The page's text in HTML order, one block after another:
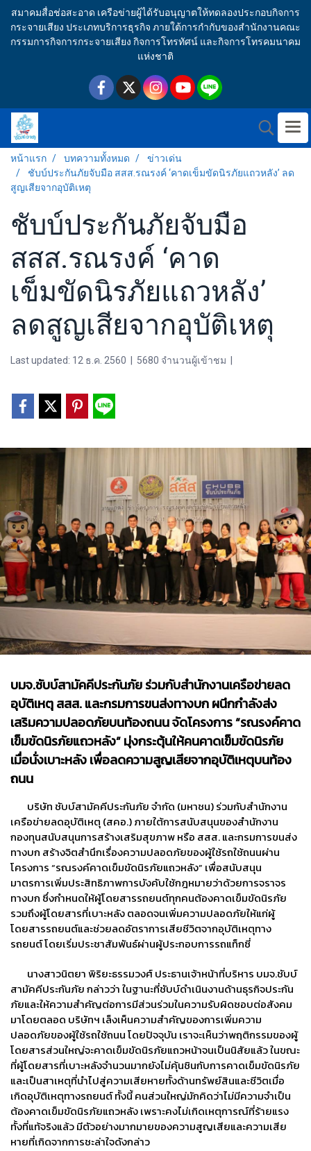
สมาคมสื่อช่อสะอาด เครือข่ายผู้ได้รับอนุญาตให้ทดลองประกอบกิจการ
กระจายเสียง ประเภทบริการธุรกิจ ภายใต้การกำกับของสำนักงานคณะ
กรรมการกิจการกระจายเสียง กิจการโทรทัศน์ และกิจการโทรคมนาคม
แห่งชาติ
หน้าแรก บทความทั้งหมด
ข่าวเด่น
ชับบ์ประกันภัยจับมือ สสส.รณรงค์ ‘คาดเข็มขัดนิรภัยแถวหลัง’ ลด
สูญเสียจากอุบัติเหตุ
ชับบ์ประกันภัยจับมือ
สสส.รณรงค์ ‘คาด
เข็มขัดนิรภัยแถวหลัง’
ลดสูญเสียจากอุบัติเหตุ
Last updated: 12 ธ.ค. 2560 5680 จำนวนผู้เข้าชม
บมจ.ชับบ์สามัคคีประกันภัย ร่วมกับสำนักงานเครือข่ายลด
อุบัติเหตุ สสส. และกรมการขนส่งทางบก ผนึกกำลังส่ง
เสริมความปลอดภัยบนท้องถนน จัดโครงการ “รณรงค์คาด
เข็มขัดนิรภัยแถวหลัง” มุ่งกระตุ้นให้คนคาดเข็มขัดนิรภัย
เมื่อนั่งเบาะหลัง เพื่อลดความสูญเสียจากอุบัติเหตุบนท้อง
ถนน
บริษัท ชับบ์สามัคคีประกันภัย จำกัด (มหาชน) ร่วมกับสำนักงาน
เครือข่ายลดอุบัติเหตุ (สคอ.) ภายใต้การสนับสนุนของสำนักงาน
กองทุนสนับสนุนการสร้างเสริมสุขภาพ หรือ สสส. และกรมการขนส่ง
ทางบก สร้างจิตสำนึกเรื่องความปลอดภัยของผู้ใช้รถใช้ถนนผ่าน
โครงการ “รณรงค์คาดเข็มขัดนิรภัยแถวหลัง” เพื่อสนับสนุน
มาตรการเพิ่มประสิทธิภาพการบังคับใช้กฎหมายว่าด้วยการจราจร
ทางบก ซึ่งกำหนดให้ผู้โดยสารรถยนต์ทุกคนต้องคาดเข็มขัดนิรภัย
รวมถึงผู้โดยสารที่เบาะหลัง ตลอดจนเพิ่มความปลอดภัยให้แก่ผู้
โดยสารรถยนต์และช่วยลดอัตราการเสียชีวิตจากอุบัติเหตุทาง
รถยนต์ โดยเริ่มประชาสัมพันธ์ผ่านผู้ประกอบการรถแท็กซี่
นางสาวนิตยา พิริยะธรรมวงศ์ ประธานเจ้าหน้าที่บริหาร บมจ.ชับบ์
สามัคคีประกันภัย กล่าวว่า ในฐานะที่ชับบ์ดำเนินงานด้านธุรกิจประกัน
ภัยและให้ความสำคัญต่อการมีส่วนร่วมในความรับผิดชอบต่อสังคม
มาโดยตลอด บริษัทฯ เล็งเห็นความสำคัญของการเพิ่มความ
ปลอดภัยของผู้ใช้รถใช้ถนน โดยปัจจุบัน เราจะเห็นว่าพฤติกรรมของผู้
โดยสารส่วนใหญ่จะคาดเข็มขัดนิรภัยแถวหน้าจนเป็นนิสัยแล้ว ในขณะ
ที่ผู้โดยสารที่เบาะหลังจำนวนมากยังไม่คุ้นชินกับการคาดเข็มขัดนิรภัย
และเป็นสาเหตุที่นำไปสู่ความเสียหายทั้งด้านทรัพย์สินและชีวิตเมื่อ
เกิดอุบัติเหตุทางรถยนต์ ทั้งนี้ คนส่วนใหญ่มักคิดว่าไม่มีความจำเป็น
ต้องคาดเข็มขัดนิรภัยแถวหลัง เพราะคงไม่เกิดเหตุการณ์ที่ร้ายแรง
ทั้งที่แท้จริงแล้ว มีตัวอย่างมากมายของความสูญเสียและความเสีย
หายที่เกิดจากการชะล่าใจดังกล่าว